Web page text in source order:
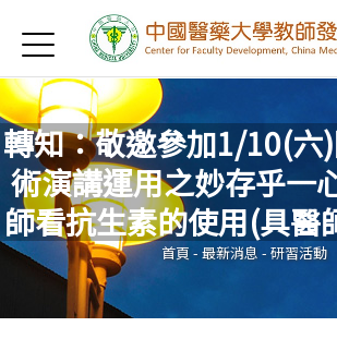
首頁
認識我們
教學研習
新進教師
傑出教授
教師專業社群
Jump to Navigation
Jump to Main content
轉知：敬邀參加1/10(六
術演講運用之妙存乎一
師看抗生素的使用(具醫
您在這裡
首頁- 最新消息 - 研習活動